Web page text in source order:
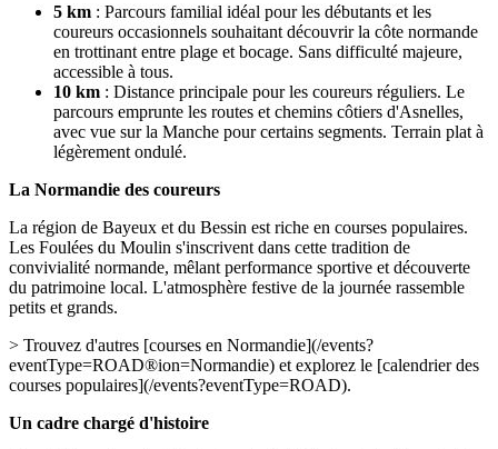
5 km : Parcours familial idéal pour les débutants et les
coureurs occasionnels souhaitant découvrir la côte normande
en trottinant entre plage et bocage. Sans difficulté majeure,
accessible à tous.
10 km : Distance principale pour les coureurs réguliers. Le
parcours emprunte les routes et chemins côtiers d'Asnelles,
avec vue sur la Manche pour certains segments. Terrain plat à
légèrement ondulé.
La Normandie des coureurs
La région de Bayeux et du Bessin est riche en courses populaires.
Les Foulées du Moulin s'inscrivent dans cette tradition de
convivialité normande, mêlant performance sportive et découverte
du patrimoine local. L'atmosphère festive de la journée rassemble
petits et grands.
> Trouvez d'autres [courses en Normandie](/events?
eventType=ROAD®ion=Normandie) et explorez le [calendrier des
courses populaires](/events?eventType=ROAD).
Un cadre chargé d'histoire